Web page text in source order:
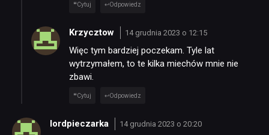
Cytuj Odpowiedz
Krzycztow 14 grudnia 2023 o 12:15
Więc tym bardziej poczekam. Tyle lat
wytrzymałem, to te kilka miechów mnie nie
zbawi.
Cytuj Odpowiedz
lordpieczarka 14 grudnia 2023 o 20:20